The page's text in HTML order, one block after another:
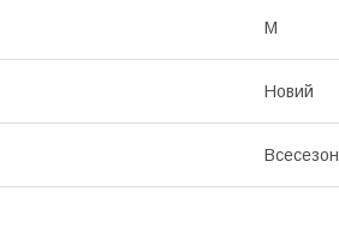
M
Новий